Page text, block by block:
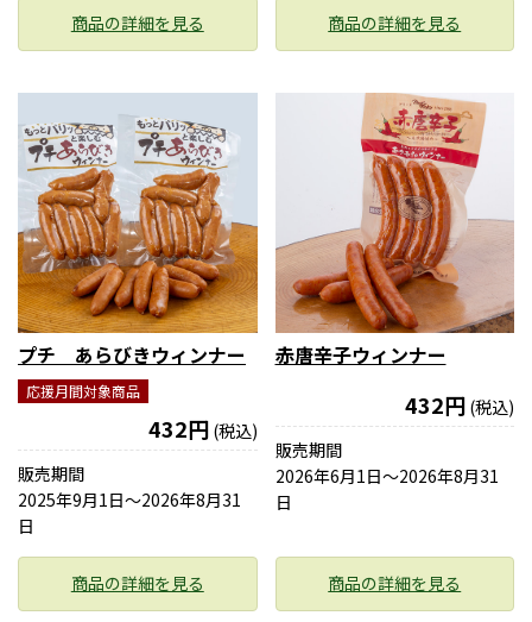
商品の詳細を見る 商品の詳細を見る
プチ あらびきウィンナー
応援月間対象商品
432円 (税込)
販売期間
2025年9月1日〜2026年8月31
日
商品の詳細を見る
赤唐辛子ウィンナー
432円 (税込)
販売期間
2026年6月1日〜2026年8月31
日
商品の詳細を見る